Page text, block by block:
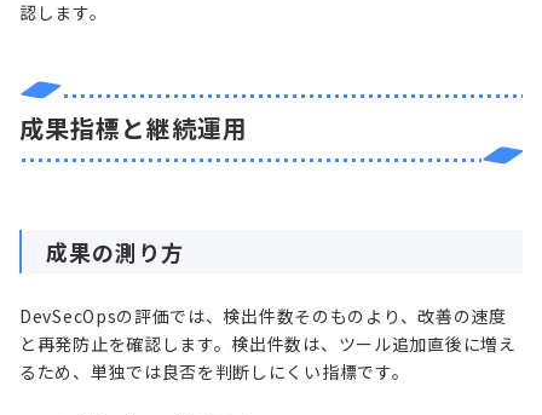
認します。
成果指標と継続運用
成果の測り方
DevSecOpsの評価では、検出件数そのものより、改善の速度
と再発防止を確認します。検出件数は、ツール追加直後に増え
るため、単独では良否を判断しにくい指標です。